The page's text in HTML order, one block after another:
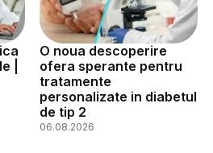
|
O noua descoperire
ofera sperante pentru
tratamente
personalizate in diabetul
de tip 2
06.08.2026